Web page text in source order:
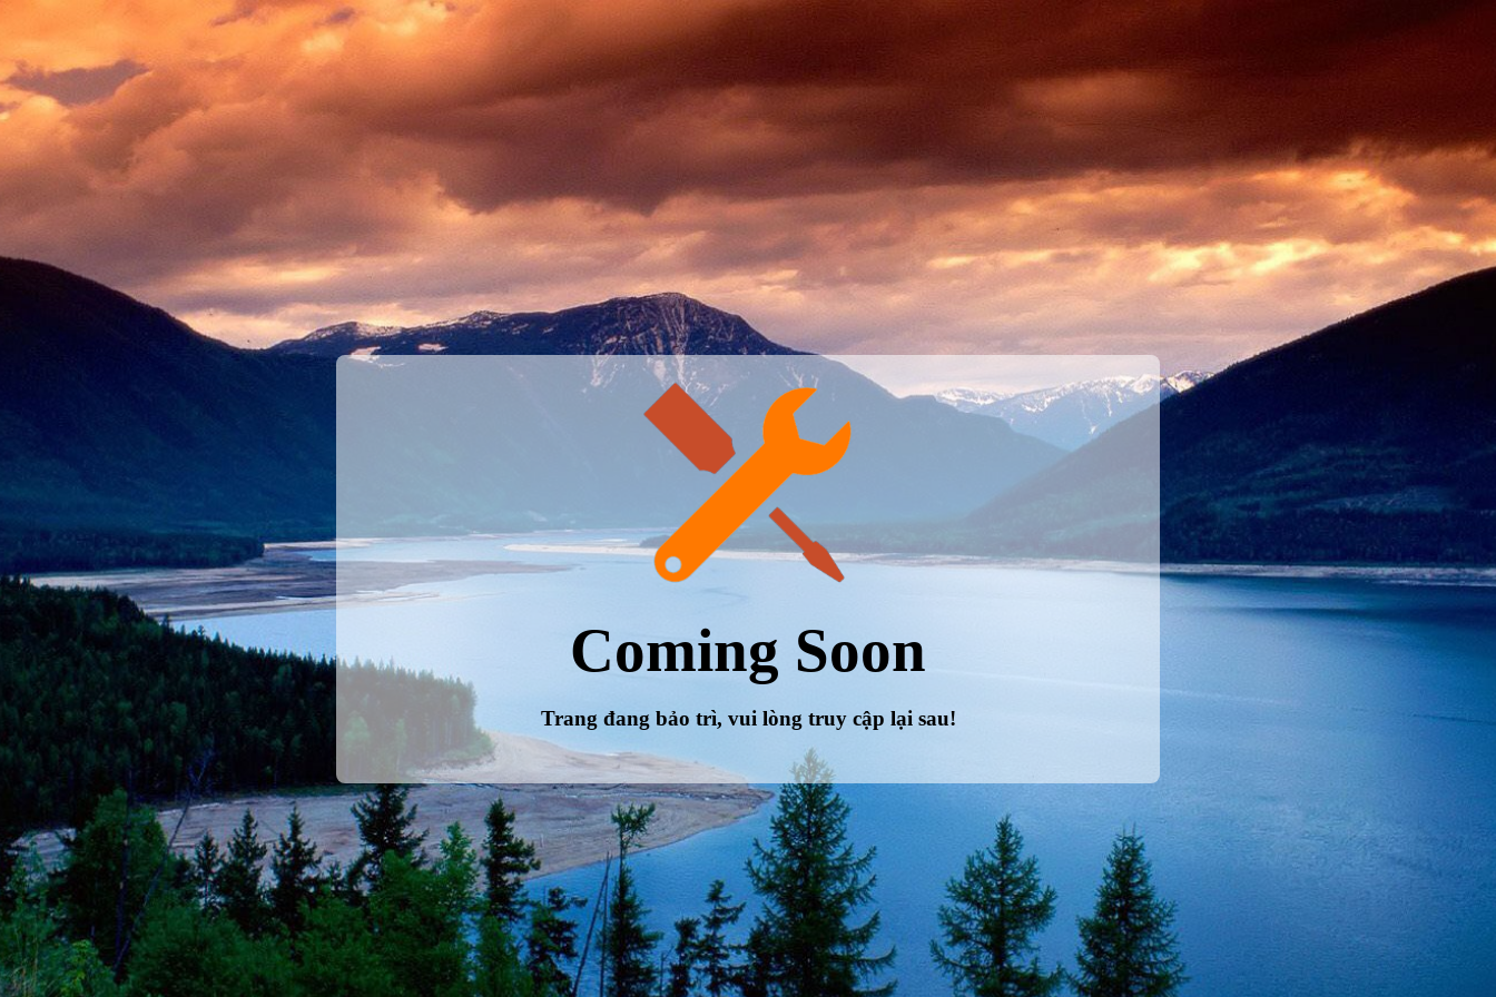
Coming Soon
Trang đang bảo trì, vui lòng truy cập lại sau!